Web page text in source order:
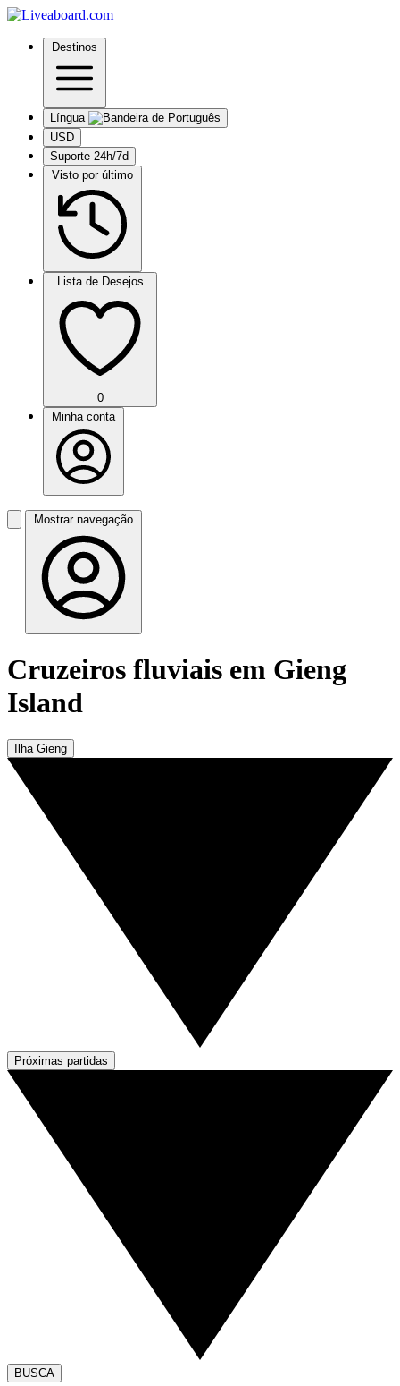
Destinos
Língua
USD
Suporte 24h/7d
Visto por último
Lista de Desejos
0
Minha conta
Mostrar navegação
Cruzeiros fluviais em Gieng
Island
Ilha Gieng
Próximas partidas
BUSCA